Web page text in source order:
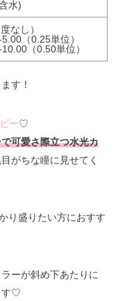
水)
なし）
（0.25単位）
（0.50単位）
す！
ー♡
可愛さ際立つ水光カ
がちな瞳に見せてく
り盛りたい方におすす
ーが斜め下あたりに
す♡